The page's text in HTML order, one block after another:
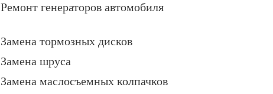
Ремонт генераторов автомобиля
Замена тормозных дисков
Замена шруса
Замена маслосъемных колпачков